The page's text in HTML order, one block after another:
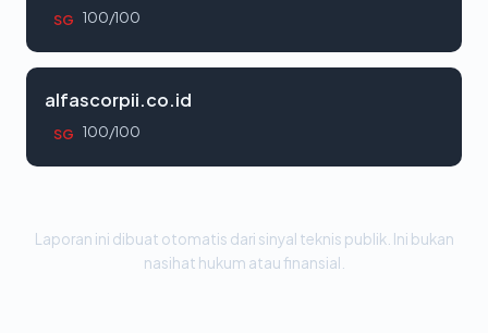
SG 100/100
alfascorpii.co.id
SG 100/100
Laporan ini dibuat otomatis dari sinyal teknis publik. Ini bukan
nasihat hukum atau finansial.